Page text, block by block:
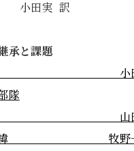
小田実 訳
承と課題
阪大空襲 小田
隊
岐点 山田
動の経緯 牧野